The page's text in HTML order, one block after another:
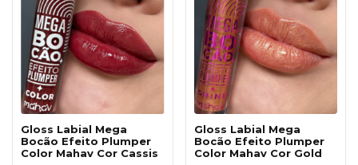
Gloss Labial Mega
Bocão Efeito Plumper
Color Mahav Cor Cassis
Gloss Labial Mega
Bocão Efeito Plumper
Color Mahav Cor Gold